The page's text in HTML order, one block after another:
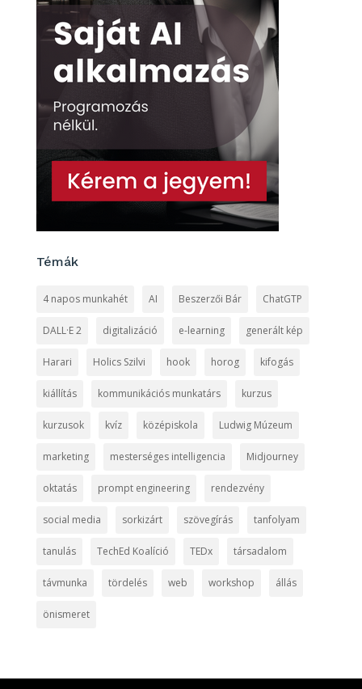
Témák
4 napos munkahét AI Beszerzői Bár ChatGTP
DALL·E 2 digitalizáció e-learning generált kép
Harari Holics Szilvi hook horog kifogás
kiállítás kommunikációs munkatárs kurzus
kurzusok kvíz középiskola Ludwig Múzeum
marketing mesterséges intelligencia Midjourney
oktatás prompt engineering rendezvény
social media sorkizárt szövegírás tanfolyam
tanulás TechEd Koalíció TEDx társadalom
távmunka tördelés web workshop állás
önismeret